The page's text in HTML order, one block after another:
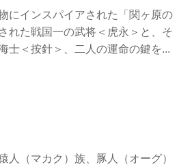
にインスパイアされた「関ヶ原の
れた戦国一の武将＜虎永＞と、そ
士＜按針＞、二人の運命の鍵を...
人（マカク）族、豚人（オーグ）